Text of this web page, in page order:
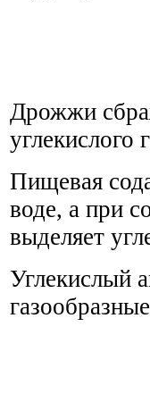
Дрожжи
углекислого
Пищевая
воде, а при
выделяет
Углекислый